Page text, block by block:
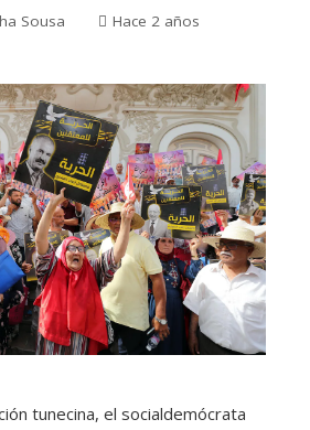
Sousa Hace 2 años
tunecina, el socialdemócrata